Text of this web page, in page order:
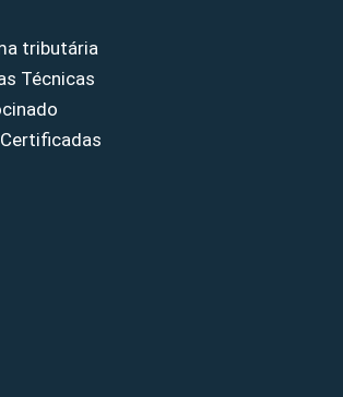
tributária
Técnicas